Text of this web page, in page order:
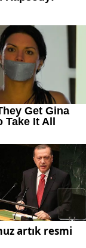
artık resmi